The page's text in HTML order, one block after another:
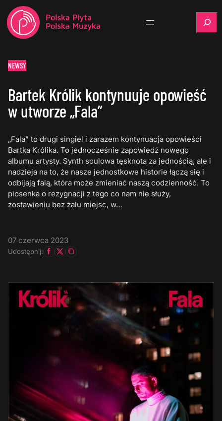
NEWSY
Bartek Królik kontynuuje opowieść
w utworze „Fala”
„Fala” to drugi singiel i zarazem kontynuacja opowieści
Bartka Królika. To jednocześnie zapowiedź nowego
albumu artysty. Synth soulowa tęsknota za jednością, ale i
nadzieja na to, że nasze jednostkowe historie łączą się i
odbijają falą, która może zmieniać naszą codzienność. To
piosenka o rezygnacji z tego co nam nie służy,
zostawieniu bez żalu miejsc, w…
07 czerwca 2023
Udostępnij: